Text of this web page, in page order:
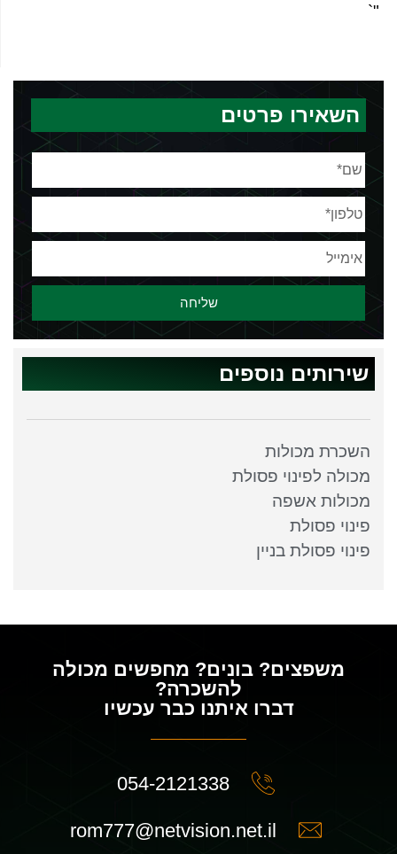
"`
השאירו פרטים
שליחה
שירותים נוספים
השכרת מכולות
מכולה לפינוי פסולת
מכולות אשפה
פינוי פסולת
פינוי פסולת בניין
משפצים? בונים? מחפשים מכולה
להשכרה?
דברו איתנו כבר עכשיו
054-2121338
rom777@netvision.net.il